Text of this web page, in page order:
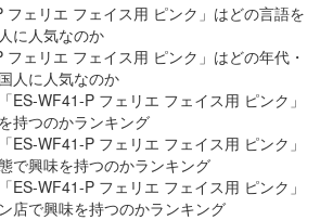
フェリエ フェイス用 ピンク」はどの言語を
に人気なのか
フェリエ フェイス用 ピンク」はどの年代・
人に人気なのか
ES-WF41-P フェリエ フェイス用 ピンク」
持つのかランキング
ES-WF41-P フェリエ フェイス用 ピンク」
で興味を持つのかランキング
ES-WF41-P フェリエ フェイス用 ピンク」
店で興味を持つのかランキング